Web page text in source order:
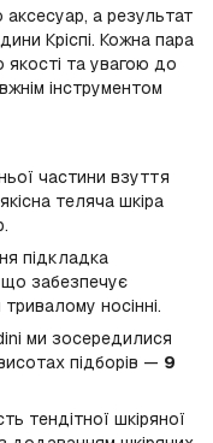
а результат
Кріспі. Кожна пара
та увагою до
інструментом
частини взуття
теляча шкіра
підкладка
що забезпечує
носінні.
ми зосередилися
підборів — 9
тендітної шкіряної